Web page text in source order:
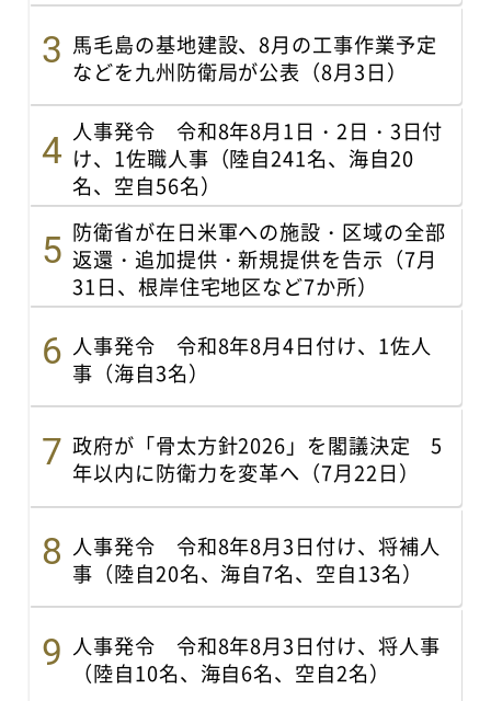
馬毛島の基地建設、8月の工事作業予定
などを九州防衛局が公表（8月3日）
人事発令 令和8年8月1日・2日・3日付
け、1佐職人事（陸自241名、海自20
名、空自56名）
防衛省が在日米軍への施設・区域の全部
返還・追加提供・新規提供を告示（7月
31日、根岸住宅地区など7か所）
人事発令 令和8年8月4日付け、1佐人
事（海自3名）
政府が「骨太方針2026」を閣議決定 5
年以内に防衛力を変革へ（7月22日）
人事発令 令和8年8月3日付け、将補人
事（陸自20名、海自7名、空自13名）
人事発令 令和8年8月3日付け、将人事
（陸自10名、海自6名、空自2名）